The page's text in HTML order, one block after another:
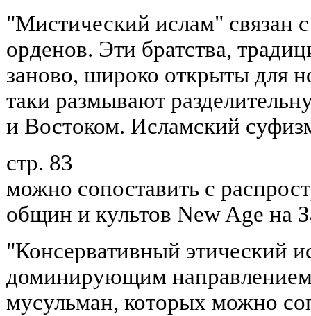
"Мистический ислам" связан
орденов. Эти братства,
заново, широко открыты для
таки размывают
и Востоком. Исламский
стр. 83
можно сопоставить с
общин и культов New Age на
"Консервативный этический
доминирующим
мусульман, которых можно